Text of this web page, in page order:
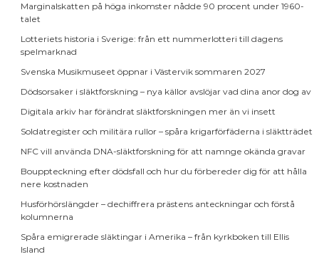
Marginalskatten på höga inkomster nådde 90 procent under 1960-
talet
Lotteriets historia i Sverige: från ett nummerlotteri till dagens
spelmarknad
Svenska Musikmuseet öppnar i Västervik sommaren 2027
Dödsorsaker i släktforskning – nya källor avslöjar vad dina anor dog av
Digitala arkiv har förändrat släktforskningen mer än vi insett
Soldatregister och militära rullor – spåra krigarförfäderna i släktträdet
NFC vill använda DNA-släktforskning för att namnge okända gravar
Bouppteckning efter dödsfall och hur du förbereder dig för att hålla
nere kostnaden
Husförhörslängder – dechiffrera prästens anteckningar och förstå
kolumnerna
Spåra emigrerade släktingar i Amerika – från kyrkboken till Ellis
Island